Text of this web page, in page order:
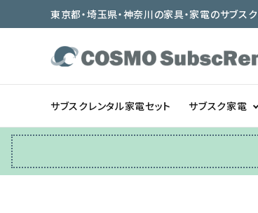
東京都・埼玉県・神奈川の家具・家電のサブ
サブスクレンタル家電セット サブスク家電
冷蔵庫
テーブル/デスク